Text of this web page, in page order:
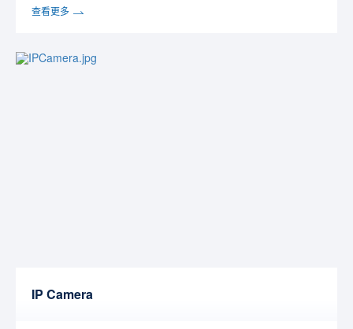
查看更多
IP Camera